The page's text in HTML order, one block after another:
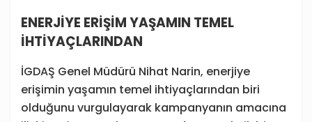
ENERJİYE ERİŞİM YAŞAMIN TEMEL
İHTİYAÇLARINDAN
İGDAŞ Genel Müdürü Nihat Narin, enerjiye
erişimin yaşamın temel ihtiyaçlarından biri
olduğunu vurgulayarak kampanyanın amacına